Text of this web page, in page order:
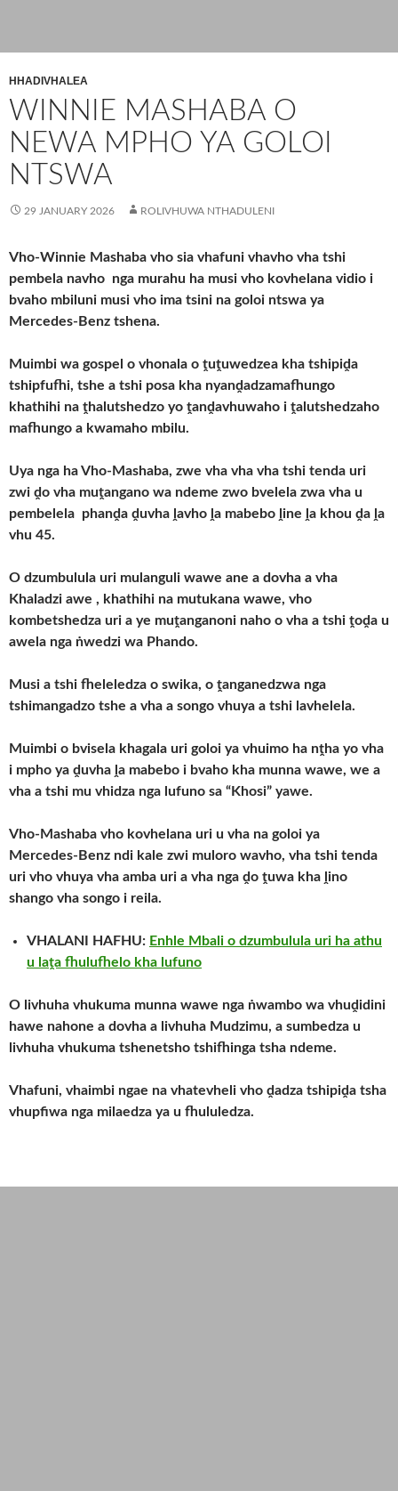
HHADIVHALEA
WINNIE MASHABA O
NEWA MPHO YA GOLOI
NTSWA
29 JANUARY 2026 ROLIVHUWA NTHADULENI
Vho-Winnie Mashaba vho sia vhafuni vhavho vha tshi
pembela navho nga murahu ha musi vho kovhelana vidio i
bvaho mbiluni musi vho ima tsini na goloi ntswa ya
Mercedes-Benz tshena.
Muimbi wa gospel o vhonala o ṱuṱuwedzea kha tshipiḓa
tshipfufhi, tshe a tshi posa kha nyanḓadzamafhungo
khathihi na ṱhalutshedzo yo ṱanḓavhuwaho i ṱalutshedzaho
mafhungo a kwamaho mbilu.
Uya nga ha Vho-Mashaba, zwe vha vha vha tshi tenda uri
zwi ḓo vha muṱangano wa ndeme zwo bvelela zwa vha u
pembelela phanḓa ḓuvha ḽavho ḽa mabebo ḽine ḽa khou ḓa ḽa
vhu 45.
O dzumbulula uri mulanguli wawe ane a dovha a vha
Khaladzi awe , khathihi na mutukana wawe, vho
kombetshedza uri a ye muṱanganoni naho o vha a tshi ṱoḓa u
awela nga ṅwedzi wa Phando.
Musi a tshi fheleledza o swika, o ṱanganedzwa nga
tshimangadzo tshe a vha a songo vhuya a tshi lavhelela.
Muimbi o bvisela khagala uri goloi ya vhuimo ha nṱha yo vha
i mpho ya ḓuvha ḽa mabebo i bvaho kha munna wawe, we a
vha a tshi mu vhidza nga lufuno sa “Khosi” yawe.
Vho-Mashaba vho kovhelana uri u vha na goloi ya
Mercedes-Benz ndi kale zwi muloro wavho, vha tshi tenda
uri vho vhuya vha amba uri a vha nga ḓo ṱuwa kha ḽino
shango vha songo i reila.
VHALANI HAFHU: Enhle Mbali o dzumbulula uri ha athu
u laṱa fhulufhelo kha lufuno
O livhuha vhukuma munna wawe nga ṅwambo wa vhuḓidini
hawe nahone a dovha a livhuha Mudzimu, a sumbedza u
livhuha vhukuma tshenetsho tshifhinga tsha ndeme.
Vhafuni, vhaimbi ngae na vhatevheli vho ḓadza tshipiḓa tsha
vhupfiwa nga milaedza ya u fhululedza.